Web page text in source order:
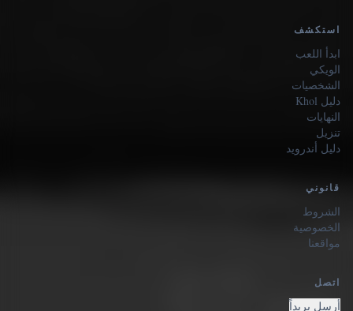
استكشف
ابدأ اللعب
الويكي
الشخصيات
دليل Khol
النهايات
تنزيل
دليل أندرويد
قانوني
الشروط
الخصوصية
مواقعنا
اتصل
أرسل بريداً